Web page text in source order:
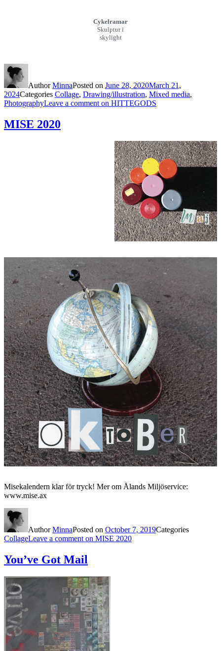
Cykelramar
Skulptur i
skylight
AuthorMinnaPosted on June 28, 2020March 21,
2024Categories Collage, Drawing/illustration, Mixed media,
PhotographyLeave a commenton HITTEGODS
MISE 2020
Misekalendern klar för tryck! Mer om Ålands Miljöservice:
www.mise.ax
AuthorMinnaPosted on October 7, 2019Categories
CollageLeave a comment on MISE 2020
You’ve Got Mail